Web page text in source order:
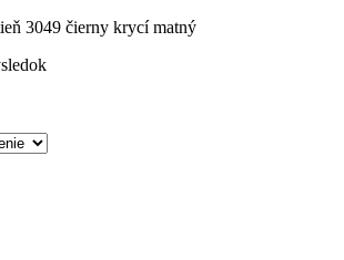
3049 čierny krycí matný